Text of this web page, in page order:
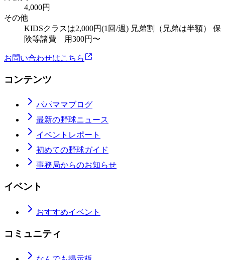
4,000円
その他
KIDSクラスは2,000円(1回/週) 兄弟割（兄弟は半額） 保
険等諸費 用300円〜
お問い合わせはこちら
コンテンツ
パパママブログ
最新の野球ニュース
イベントレポート
初めての野球ガイド
事務局からのお知らせ
イベント
おすすめイベント
コミュニティ